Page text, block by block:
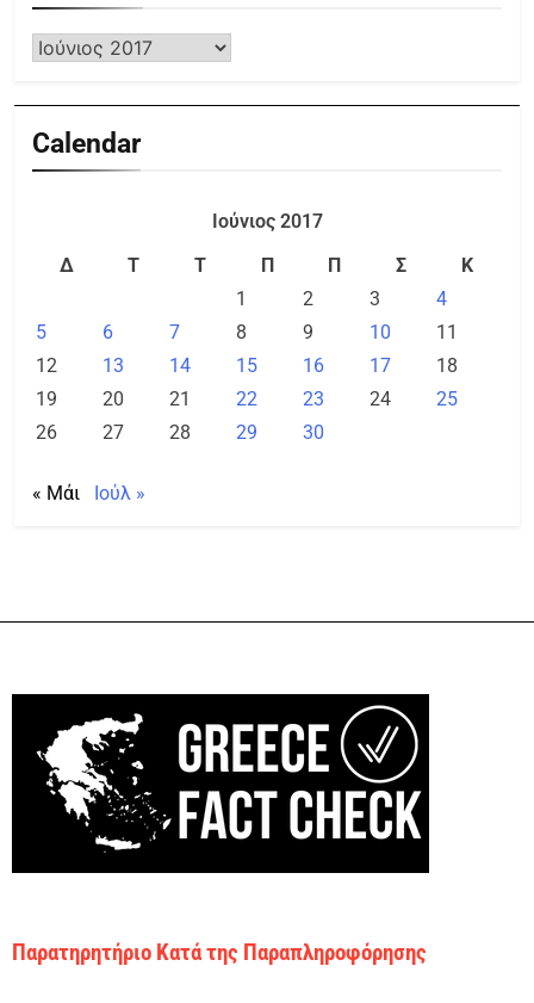
Calendar
Ιούνιος 2017
Δ
Τ Τ Π Π Σ
Κ
1
2 3
4
5
6 7 8 9 10
11
12
13 14 15 16 17
18
19
20 21 22 23 24
25
26
27 28 29 30
« Μάι Ιούλ »
Παρατηρητήριο Κατά της Παραπληροφόρησης